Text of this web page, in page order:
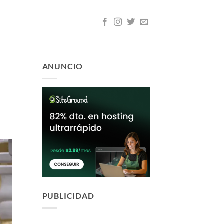
ANUNCIO
PUBLICIDAD